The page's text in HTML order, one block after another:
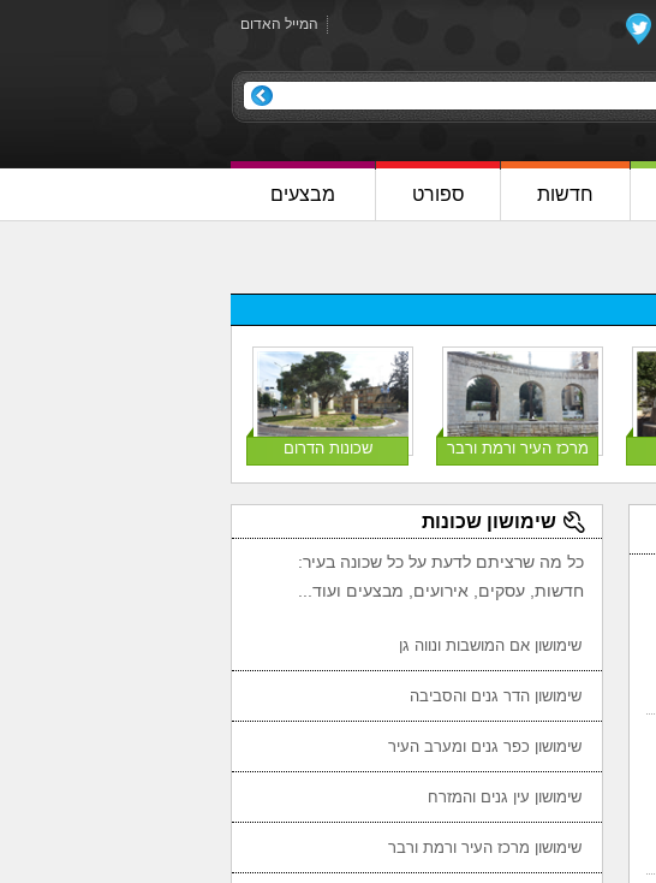
המייל האדום
חדשות ספורט מבצעים
מרכז העיר ורמת ורבר שכונות הדרום
שימושון שכונות
כל מה שרציתם לדעת על כל שכונה בעיר:
חדשות, עסקים, אירועים, מבצעים ועוד...
שימושון אם המושבות ונווה גן
שימושון הדר גנים והסביבה
שימושון כפר גנים ומערב העיר
שימושון עין גנים והמזרח
שימושון מרכז העיר ורמת ורבר